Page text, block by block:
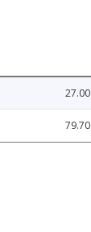
27.00
79.70